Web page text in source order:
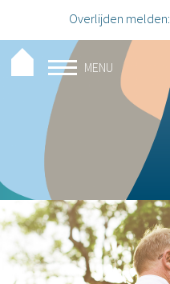
Overlijden melden:
MENU